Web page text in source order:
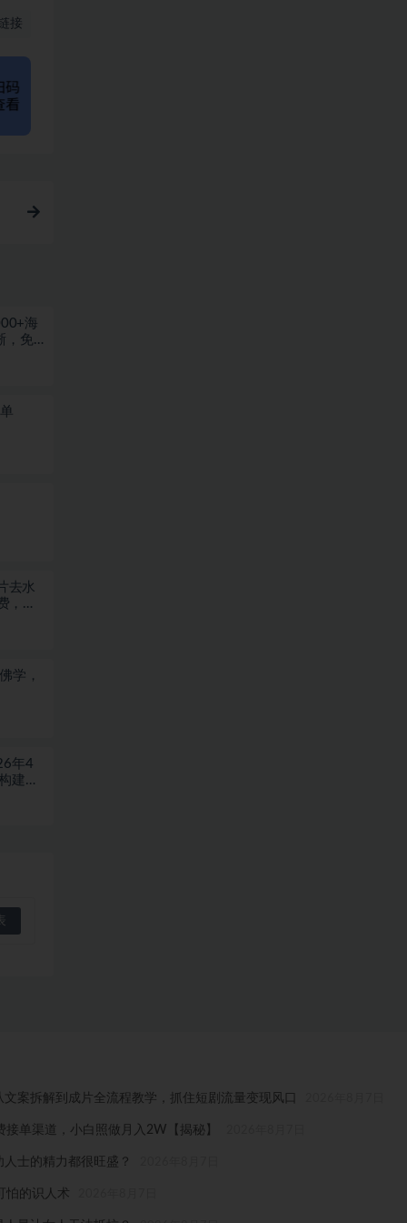
接
海
，免
去水
，浏
学，
年4
建盈
案拆解到成片全流程教学，抓住短剧流量变现风口
单渠道，小白照做月入2W【揭秘】
士的精力都很旺盛？
怕的识人术